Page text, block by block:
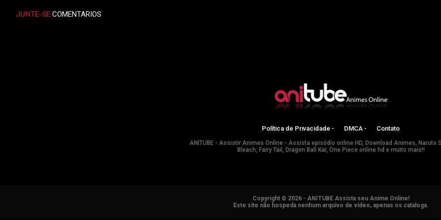
JUNTE-SE COMENTARIOS
Política de Privacidade - DMCA - Contato
ANITUBE - Assistir Animes Online - Assista episódio online HD, Download Animes, Naruto
Bleach, Fairy Tail, Dragon Ball Kai, One Piece online hd e muito mais!!
Copyright © 2026 - ANITUBE Assista seu Anime Online!
Este site não hospeda nenhum arquivo de vídeo, apenas os cataloga.